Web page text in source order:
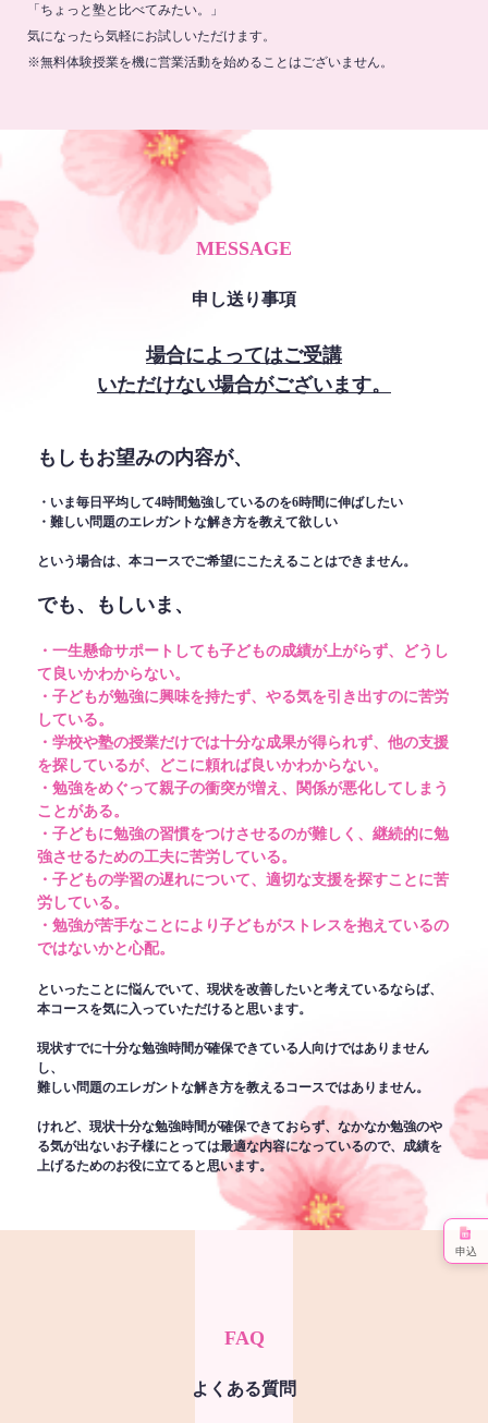
「ちょっと塾と比べてみたい。」
気になったら気軽にお試しいただけます。
※無料体験授業を機に営業活動を始めることはございません。
MESSAGE
申し送り事項
場合によってはご受講
いただけない場合がございます。
もしもお望みの内容が、
・いま毎日平均して4時間勉強しているのを6時間に伸ばしたい
・難しい問題のエレガントな解き方を教えて欲しい
という場合は、本コースでご希望にこたえることはできません。
でも、もしいま、
・一生懸命サポートしても子どもの成績が上がらず、どうし
て良いかわからない。
・子どもが勉強に興味を持たず、やる気を引き出すのに苦労
している。
・学校や塾の授業だけでは十分な成果が得られず、他の支援
を探しているが、どこに頼れば良いかわからない。
・勉強をめぐって親子の衝突が増え、関係が悪化してしまう
ことがある。
・子どもに勉強の習慣をつけさせるのが難しく、継続的に勉
強させるための工夫に苦労している。
・子どもの学習の遅れについて、適切な支援を探すことに苦
労している。
・勉強が苦手なことにより子どもがストレスを抱えているの
ではないかと心配。
といったことに悩んでいて、現状を改善したいと考えているならば、
本コースを気に入っていただけると思います。
現状すでに十分な勉強時間が確保できている人向けではありません
し、
難しい問題のエレガントな解き方を教えるコースではありません。
けれど、現状十分な勉強時間が確保できておらず、なかなか勉強のや
る気が出ないお子様にとっては最適な内容になっているので、成績を
上げるためのお役に立てると思います。
FAQ
よくある質問
申込